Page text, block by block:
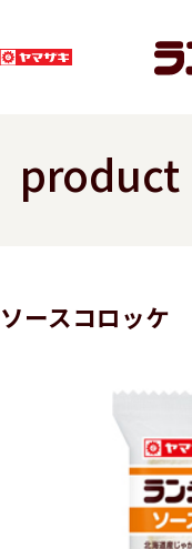
product
ソースコロッケ